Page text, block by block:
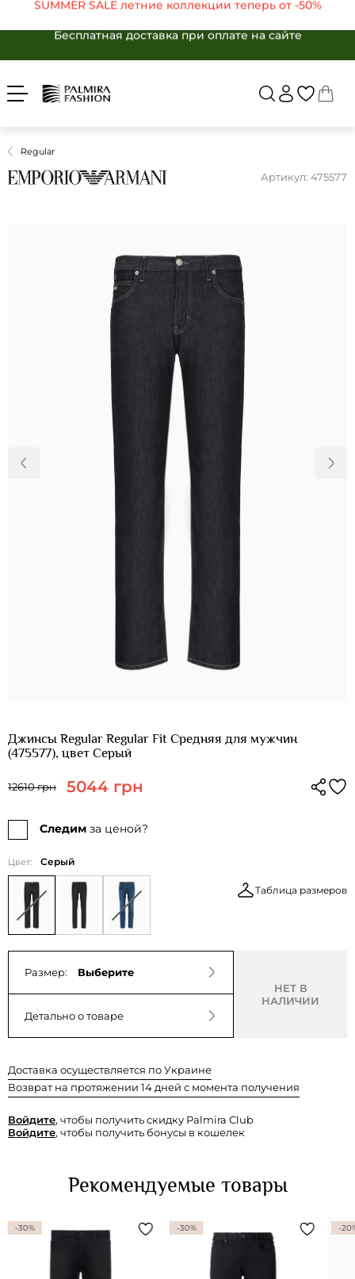
ЖЕНЩИНАММУЖЧИНАМ
ОБУВЬ
Избранные товары
Корзина
О нас
Доставка и
Новости
Возвращение
и обмен
Откуда о
магазине
Вопросы и
ответы
Контакты
Palmira Club
Уход
+38(050)4840005
Вернуться в
Каталог
Regular
Артикул: 475577
Джинсы Regular Regular Fit Средняя для мужчин
(475577), цвет Серый
12610 грн 5044 грн
Следим за ценой?
Цвет: Серый
Таблица размеров
Размер: Выберите
Детально о товаре
НЕТ В
НАЛИЧИИ
Доставка осуществляется по Украине
Возврат на протяжении 14 дней с момента получения
Войдите, чтобы получить скидку Palmira Club
Войдите, чтобы получить бонусы в кошелек
Рекомендуемые товары
-30% -30% -